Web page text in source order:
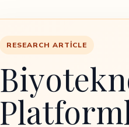
RESEARCH ARTICLE